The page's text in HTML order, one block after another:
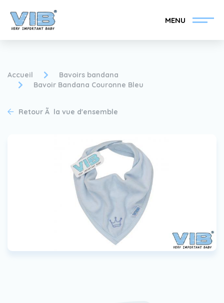
MENU
Devenir un revendeur
Sur le VIB®
Trouvez votre
revendeur VIB®
Devenir un revendeur
VIB®
Accueil
Bavoirs bandana
Bavoir Bandana Couronne Bleu
Retour Ã la vue d'ensemble